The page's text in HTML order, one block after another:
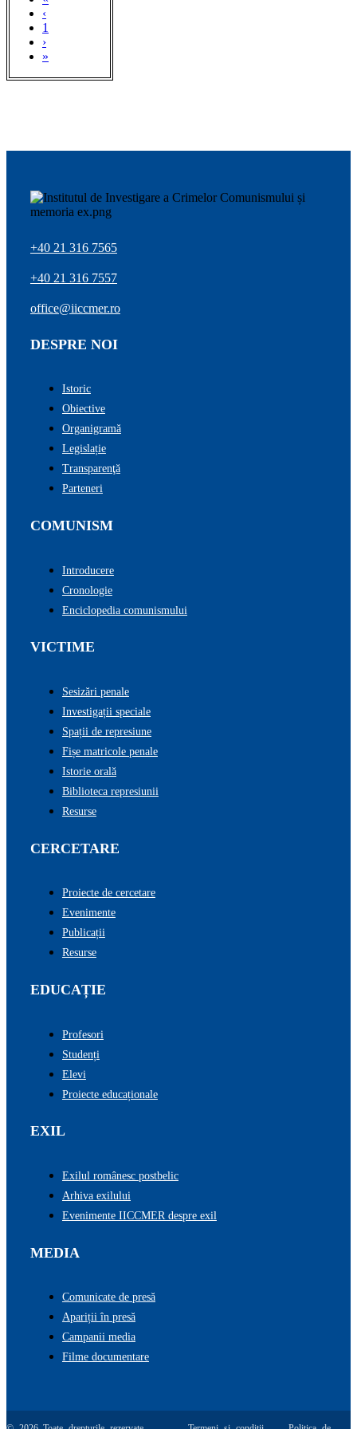
‹
1
›
»
+40 21 316 7565
+40 21 316 7557
office@iiccmer.ro
DESPRE NOI
Istoric
Obiective
Organigramă
Legislație
Transparenţă
Parteneri
COMUNISM
Introducere
Cronologie
Enciclopedia comunismului
VICTIME
Sesizări penale
Investigații speciale
Spații de represiune
Fișe matricole penale
Istorie orală
Biblioteca represiunii
Resurse
CERCETARE
Proiecte de cercetare
Evenimente
Publicații
Resurse
EDUCAȚIE
Profesori
Studenți
Elevi
Proiecte educaționale
EXIL
Exilul românesc postbelic
Arhiva exilului
Evenimente IICCMER despre exil
MEDIA
Comunicate de presă
Apariții în presă
Campanii media
Filme documentare